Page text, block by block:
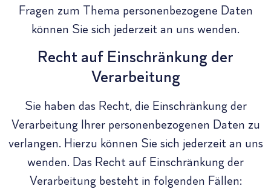
Fragen zum Thema personenbezogene Daten
können Sie sich jederzeit an uns wenden.
Recht auf Einschränkung der
Verarbeitung
Sie haben das Recht, die Einschränkung der
Verarbeitung Ihrer personenbezogenen Daten zu
verlangen. Hierzu können Sie sich jederzeit an uns
wenden. Das Recht auf Einschränkung der
Verarbeitung besteht in folgenden Fällen: